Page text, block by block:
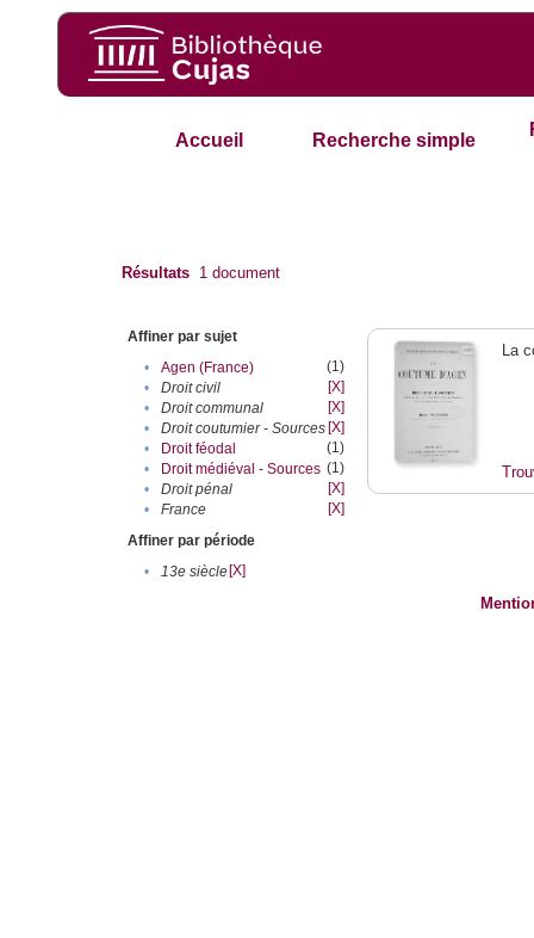
Accueil Recherche simple
Résultats 1 document
Affiner par sujet
•
Agen (France)
(1)
•
Droit civil
[X]
•
Droit communal
[X]
•
Droit coutumier - Sources [X]
•
Droit féodal
(1)
•
Droit médiéval - Sources (1)
•
Droit pénal
[X]
•
France
[X]
Affiner par période
•
13e siècle[X]
La